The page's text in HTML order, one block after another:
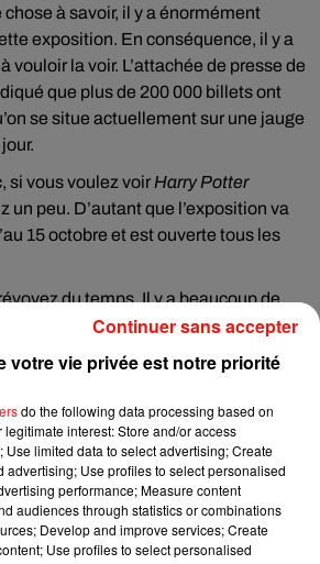
à savoir, il y a énormément
exposition. En conséquence, il y a
vouloir la voir. L’attachée de presse de
que plus de 200 000 billets ont
se situe actuellement sur une jauge
si vous voulez voir Harry Potter
un peu. D’autant que l’exposition va
15 octobre et est ouverte tous les
du temps. Il y a beaucoup de
sur place. De notre côté,
a passé une bonne heure et demi sur
sessions de visite sont prévues
qui ravira les familles
votre vie privée est notre priorité
do the following data processing based on
interest: Store and/or access
Use limited data to select advertising; Create
advertising; Use profiles to select personalised
performance; Measure content
audiences through statistics or combinations
Develop and improve services; Create
Use profiles to select personalised
Continuer sans accepter